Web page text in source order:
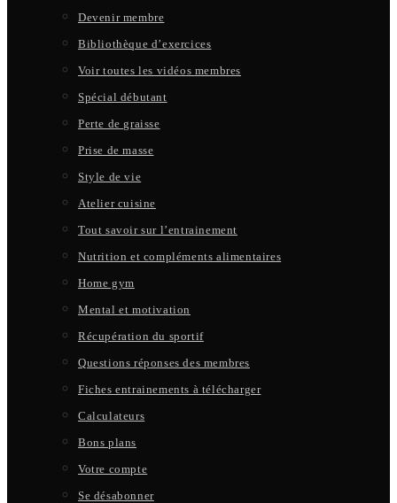
Devenir membre
Bibliothèque d’exercices
Voir toutes les vidéos membres
Spécial débutant
Perte de graisse
Prise de masse
Style de vie
Atelier cuisine
Tout savoir sur l’entrainement
Nutrition et compléments alimentaires
Home gym
Mental et motivation
Récupération du sportif
Questions réponses des membres
Fiches entrainements à télécharger
Calculateurs
Bons plans
Votre compte
Se désabonner